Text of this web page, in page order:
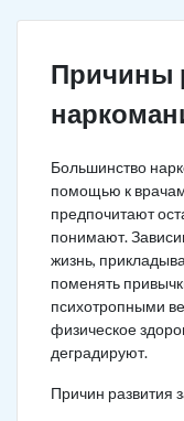
Причины
Большинство
помощью к
предпочитают
понимают.
жизнь,
поменять
психотропными
физическое
деградируют.
Причин развития